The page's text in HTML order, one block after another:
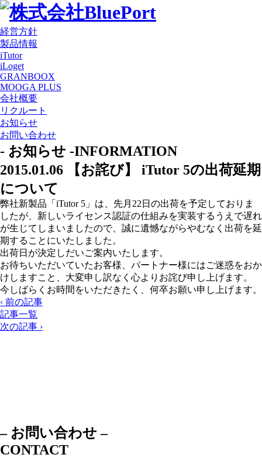
経営方針
製品情報
iTutor
iLoget
GRANBOOX
MOOGA PLUS
会社概要
リクルート
お知らせ
お問い合わせ
- お知らせ -INFORMATION
2015.01.06 【お詫び】 iTutor 5の出荷延期
について
弊社新製品「iTutor 5」は、先月22日の出荷を予定しておりま
したが、新しいライセンス認証の仕組みを実装するうえで遅れ
が生じてしまいましたので、誠に遺憾ながらやむなく出荷を延
期することにいたしました。
出荷日が決定しだいご案内いたします。
お待ちいただいていたお客様、パートナー様にはご迷惑をおか
けしますこと、大変申し訳なく心よりお詫び申し上げます。
今しばらくお時間をいただきたく、何卒お願い申し上げます。
‹ 前の記事
記事一覧
次の記事 ›
– お問い合わせ –
CONTACT